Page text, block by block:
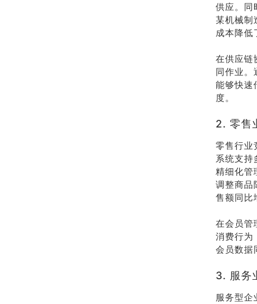
供应。同
某机械制
成本降低
在供应链
同作业。
能够快速
度。
2. 零售
零售行业
系统支持
精细化管
调整商品
售额同比
在会员管
消费行为
会员数据
3. 服务
服务型企